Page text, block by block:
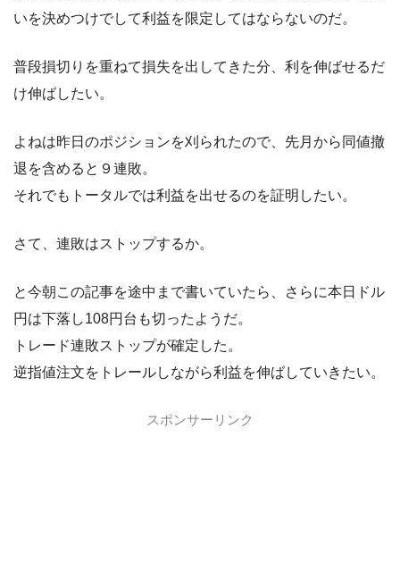
いを決めつけでして利益を限定してはならないのだ。
普段損切りを重ねて損失を出してきた分、利を伸ばせるだ
け伸ばしたい。
よねは昨日のポジションを刈られたので、先月から同値撤
退を含めると９連敗。
それでもトータルでは利益を出せるのを証明したい。
さて、連敗はストップするか。
と今朝この記事を途中まで書いていたら、さらに本日ドル
円は下落し108円台も切ったようだ。
トレード連敗ストップが確定した。
逆指値注文をトレールしながら利益を伸ばしていきたい。
スポンサーリンク